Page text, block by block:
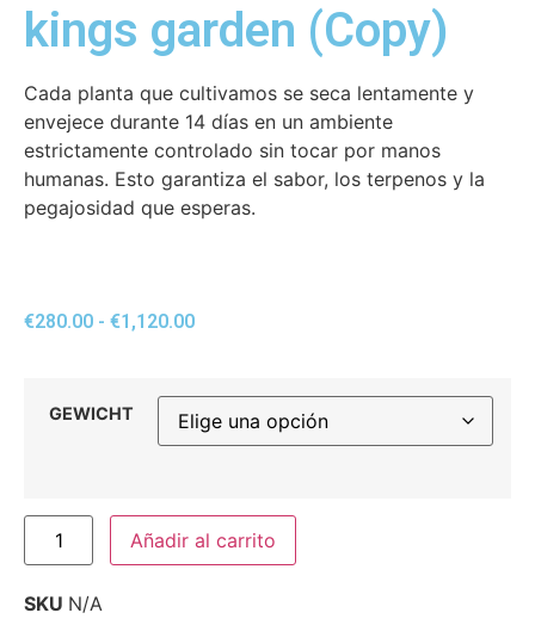
kings garden (Copy)
Cada planta que cultivamos se seca lentamente y
envejece durante 14 días en un ambiente
estrictamente controlado sin tocar por manos
humanas. Esto garantiza el sabor, los terpenos y la
pegajosidad que esperas.
€280.00 - €1,120.00
GEWICHT
Añadir al carrito
SKU N/A